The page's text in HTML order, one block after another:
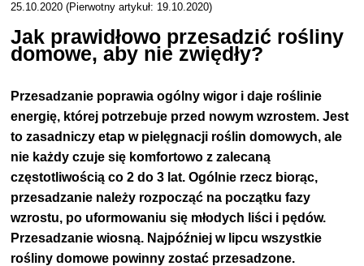
25.10.2020 (Pierwotny artykuł: 19.10.2020)
Jak prawidłowo przesadzić rośliny
domowe, aby nie zwiędły?
Przesadzanie poprawia ogólny wigor i daje roślinie
energię, której potrzebuje przed nowym wzrostem. Jest
to zasadniczy etap w pielęgnacji roślin domowych, ale
nie każdy czuje się komfortowo z zalecaną
częstotliwością co 2 do 3 lat. Ogólnie rzecz biorąc,
przesadzanie należy rozpocząć na początku fazy
wzrostu, po uformowaniu się młodych liści i pędów.
Przesadzanie wiosną. Najpóźniej w lipcu wszystkie
rośliny domowe powinny zostać przesadzone.